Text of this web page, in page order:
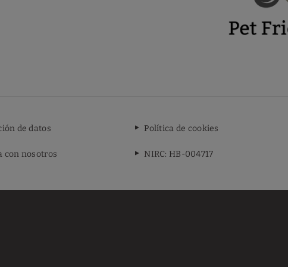
de datos Política de cookies
con nosotros NIRC: HB-004717